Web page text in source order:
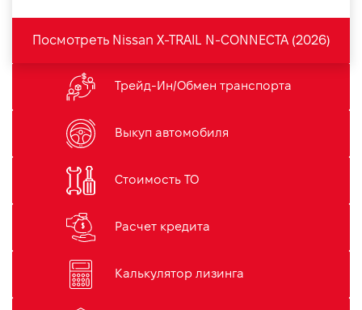
Посмотреть Nissan X-TRAIL N-CONNECTA (2026)
Трейд-Ин/Обмен транспорта
Выкуп автомобиля
Стоимость ТО
Расчет кредита
Калькулятор лизинга